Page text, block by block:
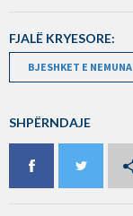
FJALË KRYESORE:
BJESHKET E NEMUNA
SHPËRNDAJE